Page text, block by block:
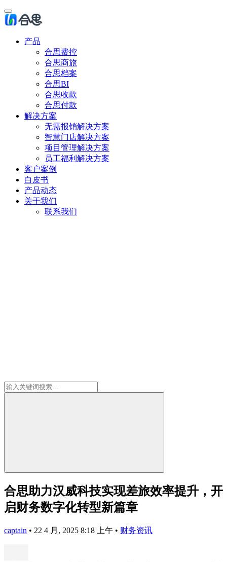
产品
合思费控
合思商旅
合思档案
合思BI
合思收款
合思付款
解决方案
无需报销解决方案
智慧门店解决方案
项目管理解决方案
员工福利解决方案
客户案例
白皮书
产品动态
关于我们
联系我们
合思助力汉威科技实现差旅效率提升，开
启财务数字化转型新篇章
captain • 22 4 月, 2025 8:18 上午 • 财务资讯